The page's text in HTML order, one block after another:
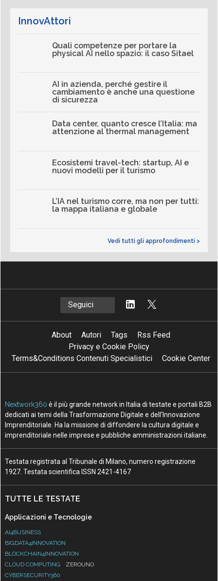
InnovAttori
Quali competenze per portare la
physical AI nello spazio: il caso Sitael
AI in azienda, perché gestire il
cambiamento è anche una questione
di sicurezza
Data center, quanto cresce l’Italia: ma
attenzione al thermal management
Ecosistemi travel-tech: startup, AI e
nuovi modelli per il turismo
L’IA nel turismo corre, ma non per tutti:
la mappa italiana e globale
Vedi tutti gli approfondimenti >
Seguici
About Autori Tags
Rss Feed
Privacy e Cookie Policy
Terms&Conditions Contenuti Specialistici
Cookie Center
Nextwork360 è il più grande network in Italia di testate e portali B2B
dedicati ai temi della Trasformazione Digitale e dell’Innovazione
Imprenditoriale. Ha la missione di diffondere la cultura digitale e
imprenditoriale nelle imprese e pubbliche amministrazioni italiane.
Testata registrata al Tribunale di Milano, numero registrazione
1927. Testata scientifica ISSN 2421-4167
TUTTE LE TESTATE
Applicazioni e Tecnologie
AI4BUSINESS
BIGDATA4INNOVATION
BLOCKCHAIN4INNOVATION
CLOUD COMPUTING
ZEROUNO
CYBERSECURITY360